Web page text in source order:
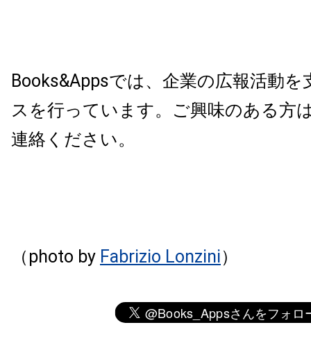
Books&Appsでは、企業の広報活動
スを行っています。ご興味のある方
連絡ください。
（photo by Fabrizio Lonzini）